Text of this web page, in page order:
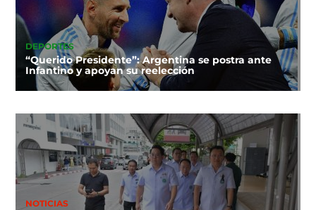
DEPORTES
“Querido Presidente”: Argentina se postra ante
Infantino y apoyan su reelección
NOTICIAS